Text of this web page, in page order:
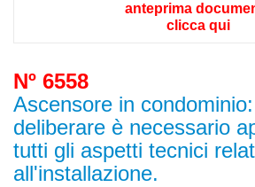
anteprima
clicca qui
Nº 6558
Ascensore in
deliberare è necessario
tutti gli aspetti tecnici
all'installazione.